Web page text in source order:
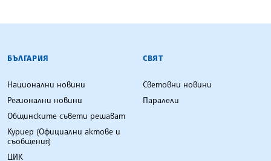
БЪЛГАРСКА ТЕЛЕГРАФНА АГЕНЦИЯ
БЪЛГАРИЯ
Национални новини
Регионални новини
Общинските съвети решават
Куриер (Официални актове и
съобщения)
ЦИК
СВЯТ
Световни новини
Паралели